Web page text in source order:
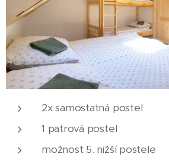
2x samostatná postel
1 patrová postel
možnost 5. nižší postele